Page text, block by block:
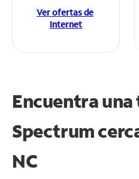
Ver ofertas de
Internet
Encuentra
Spectrum
NC